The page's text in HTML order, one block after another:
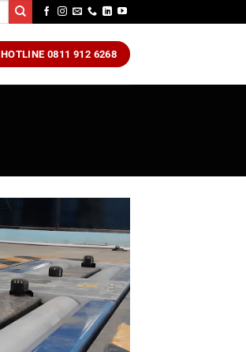
HOTLINE 0811 912 6268